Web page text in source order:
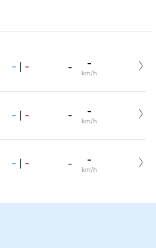
- | - - -
km/h
- | - - -
km/h
- | - - -
km/h